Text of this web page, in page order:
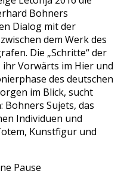
Bohners
Dialog mit der
dem Werk des
Die „Schritte“ der
Vorwärts im Hier und
des deutschen
im Blick, sucht
Sujets, das
Individuen und
Kunstfigur und
Pause